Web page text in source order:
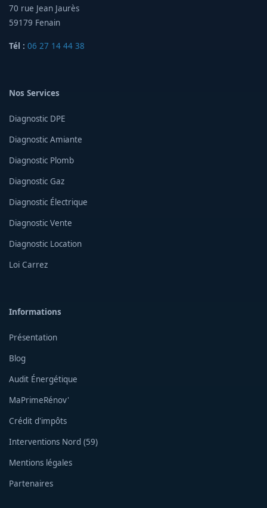
70 rue Jean Jaurès
59179 Fenain
Tél : 06 27 14 44 38
Nos Services
Diagnostic DPE
Diagnostic Amiante
Diagnostic Plomb
Diagnostic Gaz
Diagnostic Électrique
Diagnostic Vente
Diagnostic Location
Loi Carrez
Informations
Présentation
Blog
Audit Énergétique
MaPrimeRénov'
Crédit d'impôts
Interventions Nord (59)
Mentions légales
Partenaires